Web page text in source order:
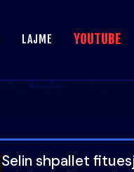
LAJME YOUTUBE
Selin shpallet